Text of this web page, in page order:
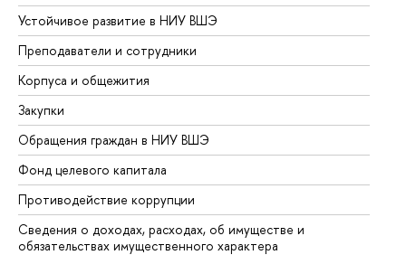
Устойчивое развитие в НИУ ВШЭ
Преподаватели и сотрудники
Корпуса и общежития
Закупки
Обращения граждан в НИУ ВШЭ
Фонд целевого капитала
Противодействие коррупции
Сведения о доходах, расходах, об имуществе и
обязательствах имущественного характера